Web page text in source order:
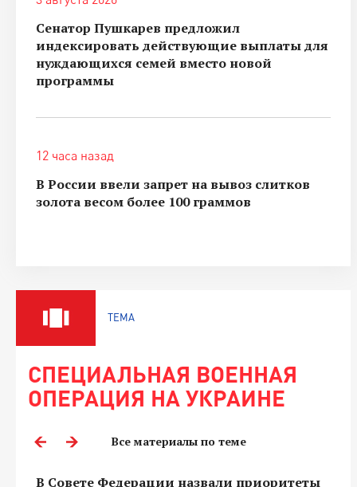
Сенатор Пушкарев предложил
индексировать действующие выплаты для
нуждающихся семей вместо новой
программы
12 часа назад
В России ввели запрет на вывоз слитков
золота весом более 100 граммов
ТЕМА
СПЕЦИАЛЬНАЯ ВОЕННАЯ
ОПЕРАЦИЯ НА УКРАИНЕ
Все материалы по теме
В Совете Федерации назвали приоритеты